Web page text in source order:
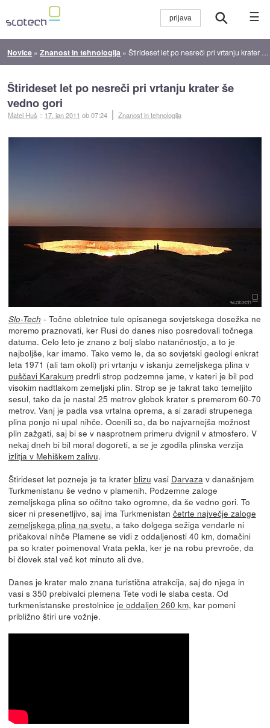
☰
Novice »Znanost in tehnologija »Štirideset let po nesreči pri vrtanju krater še vedno gori
Štirideset let po nesreči pri vrtanju krater še
vedno gori
Matej Huš :: 17. jan 2011 ob 07:24 Znanost in tehnologija
Slo-Tech - Točne obletnice tule opisanega sovjetskega dosežka ne
moremo praznovati, ker Rusi do danes niso posredovali točnega
datuma. Celo leto je znano z bolj slabo natančnostjo, a to je
najboljše, kar imamo. Tako vemo le, da so sovjetski geologi enkrat
leta 1971 (ali tam okoli) pri vrtanju v iskanju zemeljskega plina v
puščavi Karakumpredrli strop podzemne jame, v kateri je bil pod
visokim nadtlakom zemeljski plin. Strop se je takrat tako temeljito
sesul, tako da je nastal 25 metrov globok krater s premerom 60-70
metrov. Vanj je padla vsa vrtalna oprema, a si zaradi strupenega
plina ponjo ni upal nihče. Ocenili so, da bo najvarnejša možnost
plin zažgati, saj bi se v nasprotnem primeru dvignil v atmosfero. V
nekaj dneh bi bil moral dogoreti, a se je zgodila plinska verzija
izlitja v Mehiškem zalivu.
Štirideset let pozneje je ta krater blizu vasi Darvaza v današnjem
Turkmenistanu še vedno v plamenih. Podzemne zaloge
zemeljskega plina so očitno tako ogromne, da še vedno gori. To
sicer ni presenetljivo, saj ima Turkmenistan četrte največje zaloge
zemeljskega plina na svetu, a tako dolgega sežiga vendarle ni
pričakoval nihče Plamene se vidi z oddaljenosti 40 km, domačini
pa so krater poimenoval Vrata pekla, ker je na robu prevroče, da
bi človek stal več kot minuto ali dve.
Danes je krater malo znana turistična atrakcija, saj do njega in
vasi s 350 prebivalci plemena Tete vodi le slaba cesta. Od
turkmenistanske prestolnice je oddaljen 260 km, kar pomeni
približno štiri ure vožnje.